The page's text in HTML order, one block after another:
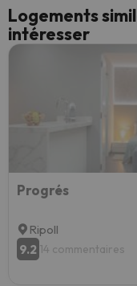
Logements
intéresser
Progrés
Ripoll
9.2 14 commentaires